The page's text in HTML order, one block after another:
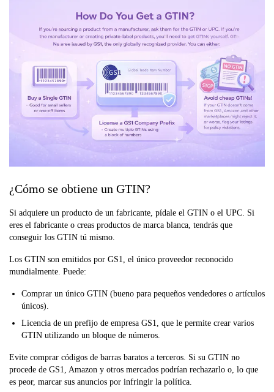
¿Cómo se obtiene un GTIN?
Si adquiere un producto de un fabricante, pídale el GTIN o el UPC. Si
eres el fabricante o creas productos de marca blanca, tendrás que
conseguir los GTIN tú mismo.
Los GTIN son emitidos por GS1, el único proveedor reconocido
mundialmente. Puede:
Comprar un único GTIN (bueno para pequeños vendedores o artículos
únicos).
Licencia de un prefijo de empresa GS1, que le permite crear varios
GTIN utilizando un bloque de números.
Evite comprar códigos de barras baratos a terceros. Si su GTIN no
procede de GS1, Amazon y otros mercados podrían rechazarlo o, lo que
es peor, marcar sus anuncios por infringir la política.